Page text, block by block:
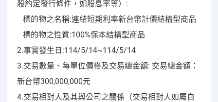
股約定發行條件，如股息率等）:
標的物之名稱:連結短期利率新台幣計價結構型商品
標的物之性質:100%保本結構型商品
2.事實發生日:114/5/14~114/5/14
3.交易數量、每單位價格及交易總金額: 交易總金額：
新台幣300,000,000元
4.交易相對人及其與公司之關係（交易相對人如屬自